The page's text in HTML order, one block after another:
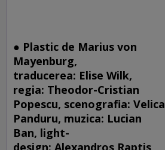
● Plastic de Marius von
Mayenburg,
traducerea: Elise Wilk,
regia: Theodor-Cristian
Popescu, scenografia: Velica
Panduru, muzica: Lucian
Ban, light-